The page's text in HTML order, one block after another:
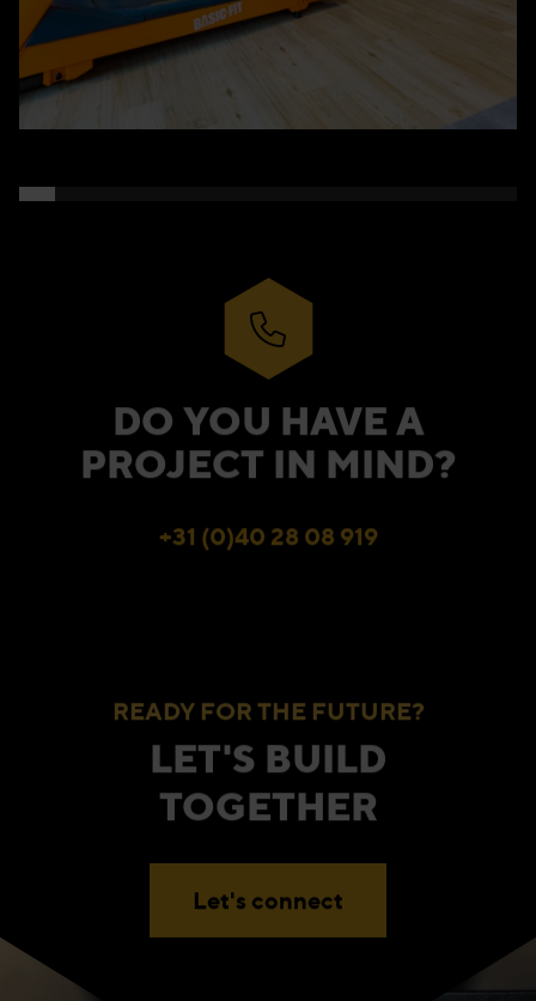
DO YOU HAVE A
PROJECT IN MIND?
+31 (0)40 28 08 919
READY FOR THE FUTURE?
LET'S BUILD
TOGETHER
Let's connect